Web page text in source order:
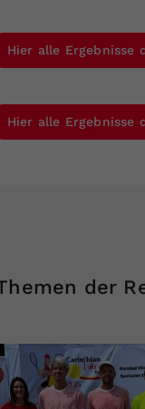
Hier alle Ergebnisse
Hier alle Ergebnisse
der